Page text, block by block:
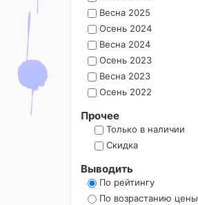
Весна 2025
Осень 2024
Весна 2024
Осень 2023
Весна 2023
Осень 2022
Прочее
Только в наличии
Скидка
Выводить
По рейтингу
По возрастанию цены